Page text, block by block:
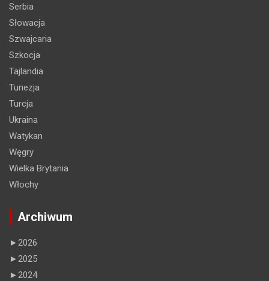
Serbia
Słowacja
Szwajcaria
Szkocja
Tajlandia
Tunezja
Turcja
Ukraina
Watykan
Węgry
Wielka Brytania
Włochy
Archiwum
►2026
►2025
►2024